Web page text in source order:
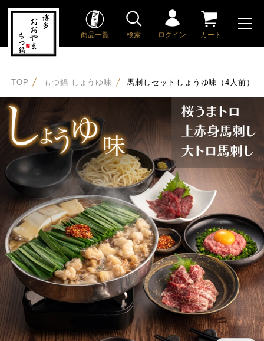
商品一覧 検索 ログイン カート
TOP もつ鍋 しょうゆ味 馬刺しセットしょうゆ味（4人前）